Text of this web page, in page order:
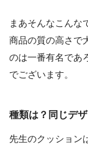
まあそんなこんな
商品の質の高さで
のは一番有名であ
でございます。
種類は？同じデ
先生のクッション